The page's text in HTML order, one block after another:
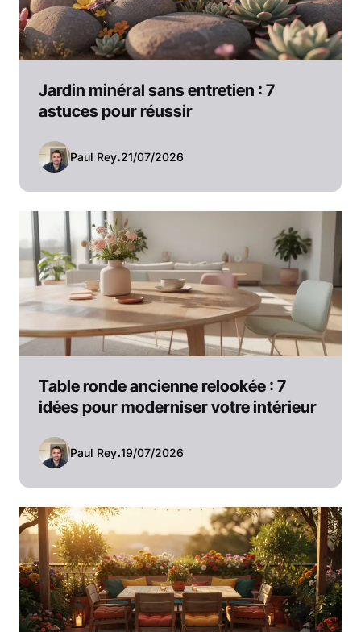
Jardin minéral sans entretien : 7
astuces pour réussir
Paul Rey.21/07/2026
Table ronde ancienne relookée : 7
idées pour moderniser votre intérieur
Paul Rey.19/07/2026